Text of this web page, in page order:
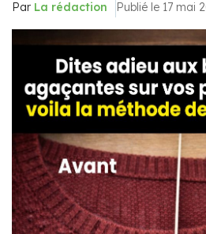
Par La rédaction Publié le 17 mai